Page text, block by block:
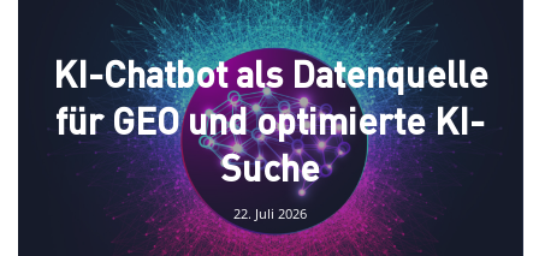
KI-Chatbot als Datenquelle
für GEO und optimierte KI-
Suche
22. Juli 2026